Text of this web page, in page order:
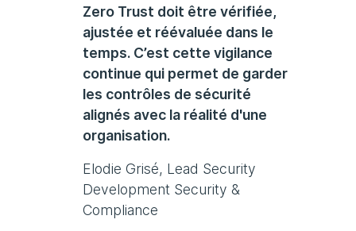
Zero Trust doit être vérifiée,
ajustée et réévaluée dans le
temps. C’est cette vigilance
continue qui permet de garder
les contrôles de sécurité
alignés avec la réalité d'une
organisation.
Elodie Grisé, Lead Security
Development Security &
Compliance